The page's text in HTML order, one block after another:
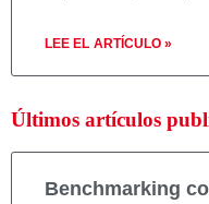
LEE EL ARTÍCULO »
Últimos artículos
Benchmarking